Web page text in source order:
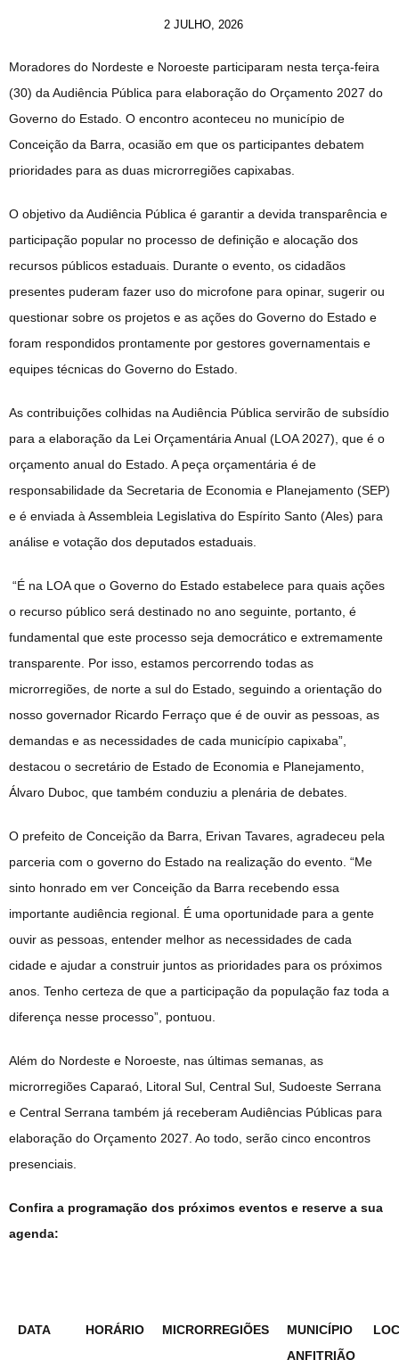
2 JULHO, 2026
Moradores do Nordeste e Noroeste participaram nesta terça-feira
(30) da Audiência Pública para elaboração do Orçamento 2027 do
Governo do Estado. O encontro aconteceu no município de
Conceição da Barra, ocasião em que os participantes debatem
prioridades para as duas microrregiões capixabas.
O objetivo da Audiência Pública é garantir a devida transparência e
participação popular no processo de definição e alocação dos
recursos públicos estaduais. Durante o evento, os cidadãos
presentes puderam fazer uso do microfone para opinar, sugerir ou
questionar sobre os projetos e as ações do Governo do Estado e
foram respondidos prontamente por gestores governamentais e
equipes técnicas do Governo do Estado.
As contribuições colhidas na Audiência Pública servirão de subsídio
para a elaboração da Lei Orçamentária Anual (LOA 2027), que é o
orçamento anual do Estado. A peça orçamentária é de
responsabilidade da Secretaria de Economia e Planejamento (SEP)
e é enviada à Assembleia Legislativa do Espírito Santo (Ales) para
análise e votação dos deputados estaduais.
“É na LOA que o Governo do Estado estabelece para quais ações
o recurso público será destinado no ano seguinte, portanto, é
fundamental que este processo seja democrático e extremamente
transparente. Por isso, estamos percorrendo todas as
microrregiões, de norte a sul do Estado, seguindo a orientação do
nosso governador Ricardo Ferraço que é de ouvir as pessoas, as
demandas e as necessidades de cada município capixaba”,
destacou o secretário de Estado de Economia e Planejamento,
Álvaro Duboc, que também conduziu a plenária de debates.
O prefeito de Conceição da Barra, Erivan Tavares, agradeceu pela
parceria com o governo do Estado na realização do evento. “Me
sinto honrado em ver Conceição da Barra recebendo essa
importante audiência regional. É uma oportunidade para a gente
ouvir as pessoas, entender melhor as necessidades de cada
cidade e ajudar a construir juntos as prioridades para os próximos
anos. Tenho certeza de que a participação da população faz toda a
diferença nesse processo”, pontuou.
Além do Nordeste e Noroeste, nas últimas semanas, as
microrregiões Caparaó, Litoral Sul, Central Sul, Sudoeste Serrana
e Central Serrana também já receberam Audiências Públicas para
elaboração do Orçamento 2027. Ao todo, serão cinco encontros
presenciais.
Confira a programação dos próximos eventos e reserve a sua
agenda:
DATA HORÁRIO MICRORREGIÕES
MUNICÍPIO
ANFITRIÃO